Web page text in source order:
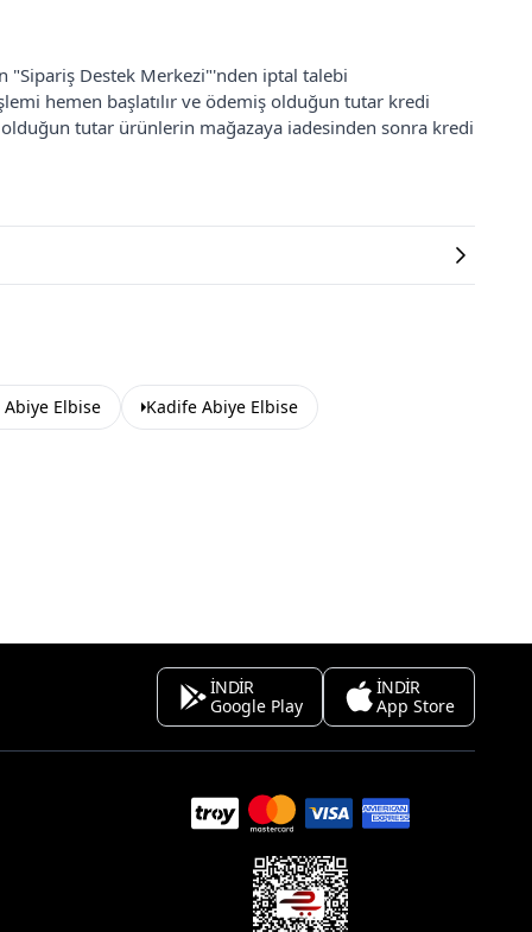
"Sipariş Destek Merkezi"'nden iptal talebi
hemen başlatılır ve ödemiş olduğun tutar kredi
tutar ürünlerin mağazaya iadesinden sonra kredi
Elbise Kadife Abiye Elbise
İNDİR
Google Play
İNDİR
App Store